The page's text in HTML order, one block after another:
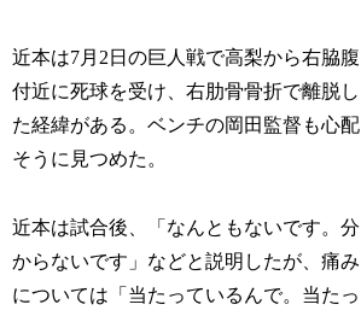
近本は7月2日の巨人戦で高梨から右脇腹
付近に死球を受け、右肋骨骨折で離脱し
た経緯がある。ベンチの岡田監督も心配
そうに見つめた。
近本は試合後、「なんともないです。分
からないです」などと説明したが、痛み
については「当たっているんで。当たっ